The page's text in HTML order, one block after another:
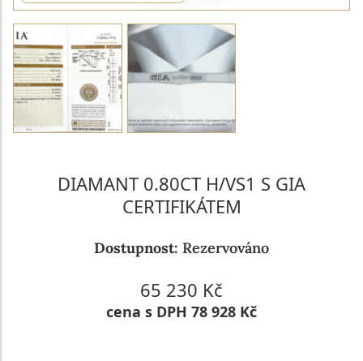
DIAMANT 0.80CT H/VS1 S GIA
CERTIFIKÁTEM
Dostupnost: Rezervováno
65 230 Kč
cena s DPH 78 928 Kč